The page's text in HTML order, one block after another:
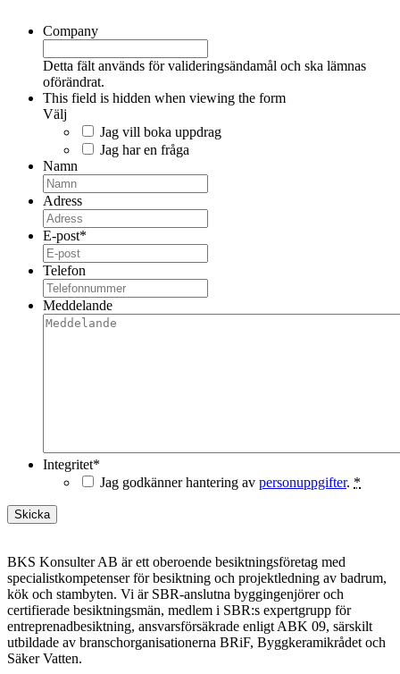
Company
Detta fält används för valideringsändamål och ska lämnas
oförändrat.
This field is hidden when viewing the form
Välj
Jag vill boka uppdrag
Jag har en fråga
Namn
Adress
E-post*
Telefon
Meddelande
Integritet*
Jag godkänner hantering av personuppgifter. *
BKS Konsulter AB är ett oberoende besiktningsföretag med
specialistkompetenser för besiktning och projektledning av badrum,
kök och stambyten. Vi är SBR-anslutna byggingenjörer och
certifierade besiktningsmän, medlem i SBR:s expertgrupp för
entreprenadbesiktning, ansvarsförsäkrade enligt ABK 09, särskilt
utbildade av branschorganisationerna BRiF, Byggkeramikrådet och
Säker Vatten.